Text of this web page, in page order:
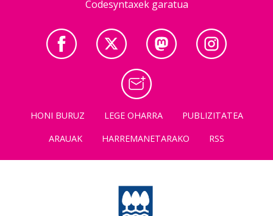
Codesyntaxek garatua
HONI BURUZ LEGE OHARRA
PUBLIZITATEA
ARAUAK
HARREMANETARAKO RSS